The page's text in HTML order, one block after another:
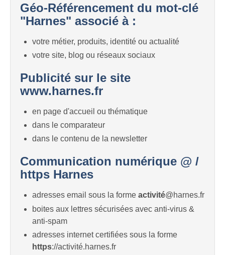
Géo-Référencement du mot-clé
"Harnes" associé à :
votre métier, produits, identité ou actualité
votre site, blog ou réseaux sociaux
Publicité sur le site
www.harnes.fr
en page d'accueil ou thématique
dans le comparateur
dans le contenu de la newsletter
Communication numérique @ /
https Harnes
adresses email sous la forme activité@harnes.fr
boites aux lettres sécurisées avec anti-virus &
anti-spam
adresses internet certifiées sous la forme
https://activité.harnes.fr